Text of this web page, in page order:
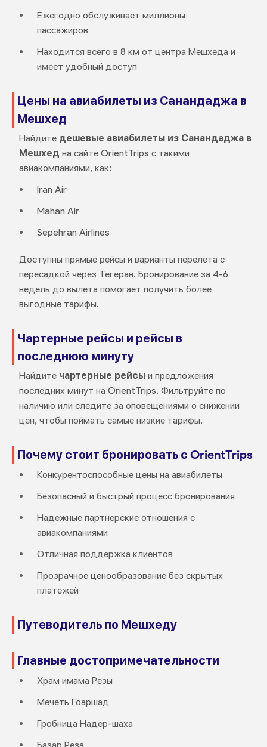
Ежегодно обслуживает миллионы
пассажиров
Находится всего в 8 км от центра Мешхеда и
имеет удобный доступ
Цены на авиабилеты из Санандаджа в
Мешхед
Найдите дешевые авиабилеты из Санандаджа в
Мешхед на сайте OrientTrips с такими
авиакомпаниями, как:
Iran Air
Mahan Air
Sepehran Airlines
Доступны прямые рейсы и варианты перелета с
пересадкой через Тегеран. Бронирование за 4-6
недель до вылета помогает получить более
выгодные тарифы.
Чартерные рейсы и рейсы в
последнюю минуту
Найдите чартерные рейсыи предложения
последних минут на OrientTrips. Фильтруйте по
наличию или следите за оповещениями о снижении
цен, чтобы поймать самые низкие тарифы.
Почему стоит бронировать с OrientTrips
Конкурентоспособные цены на авиабилеты
Безопасный и быстрый процесс бронирования
Надежные партнерские отношения с
авиакомпаниями
Отличная поддержка клиентов
Прозрачное ценообразование без скрытых
платежей
Путеводитель по Мешхеду
Главные достопримечательности
Храм имама Резы
Мечеть Гоаршад
Гробница Надер-шаха